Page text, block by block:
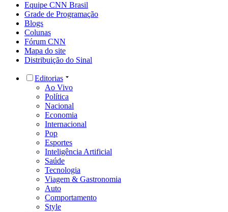
Equipe CNN Brasil
Grade de Programação
Blogs
Colunas
Fórum CNN
Mapa do site
Distribuição do Sinal
Editorias
Ao Vivo
Política
Nacional
Economia
Internacional
Pop
Esportes
Inteligência Artificial
Saúde
Tecnologia
Viagem & Gastronomia
Auto
Comportamento
Style